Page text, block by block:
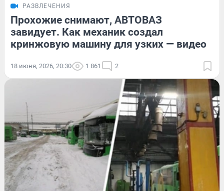
РАЗВЛЕЧЕНИЯ
Прохожие снимают, АВТОВАЗ
завидует. Как механик создал
кринжовую машину для узких — видео
18 июня, 2026, 20:30 1 861 2